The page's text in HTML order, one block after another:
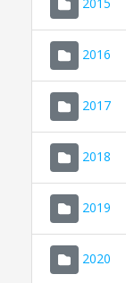
2016
2017
2018
2019
2020